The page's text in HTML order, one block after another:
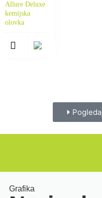
Allure Deluxe
kemijska
olovka
Grafika